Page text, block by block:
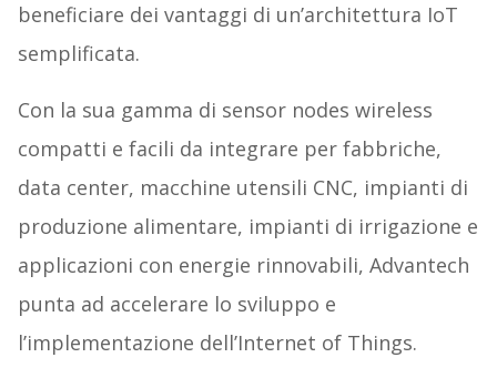
beneficiare dei vantaggi di un’architettura IoT
semplificata.
Con la sua gamma di sensor nodes wireless
compatti e facili da integrare per fabbriche,
data center, macchine utensili CNC, impianti di
produzione alimentare, impianti di irrigazione e
applicazioni con energie rinnovabili, Advantech
punta ad accelerare lo sviluppo e
l’implementazione dell’Internet of Things.